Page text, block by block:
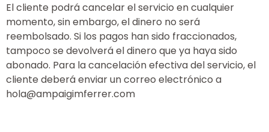
El cliente podrá cancelar el servicio en cualquier
momento, sin embargo, el dinero no será
reembolsado. Si los pagos han sido fraccionados,
tampoco se devolverá el dinero que ya haya sido
abonado. Para la cancelación efectiva del servicio, el
cliente deberá enviar un correo electrónico a
hola@ampaigimferrer.com